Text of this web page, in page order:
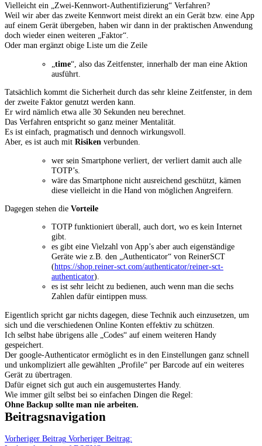
Vielleicht ein „Zwei-Kennwort-Authentifizierung“ Verfahren?
Weil wir aber das zweite Kennwort meist direkt an ein Gerät bzw. eine App
auf einem Gerät übergeben, haben wir dann in der praktischen Anwendung
doch wieder einen weiteren „Faktor“.
Oder man ergänzt obige Liste um die Zeile
time“, also das Zeitfenster, innerhalb der man eine Aktion
ausführt.
Tatsächlich kommt die Sicherheit durch das sehr kleine Zeitfenster, in dem
der zweite Faktor genutzt werden kann.
Er wird nämlich etwa alle 30 Sekunden neu berechnet.
Das Verfahren entspricht so ganz meiner Mentalität.
Es ist einfach, pragmatisch und dennoch wirkungsvoll.
Aber, es ist auch mit Risiken verbunden.
wer sein Smartphone verliert, der verliert damit auch alle
TOTP’s.
wäre das Smartphone nicht ausreichend geschützt, kämen
diese vielleicht in die Hand von möglichen Angreifern.
Dagegen stehen die Vorteile
TOTP funktioniert überall, auch dort, wo es kein Internet
gibt.
es gibt eine Vielzahl von App’s aber auch eigenständige
Geräte wie z.B. den „Authenticator“ von ReinerSCT
(https://shop.reiner-sct.com/authenticator/reiner-sct-
authenticator).
es ist sehr leicht zu bedienen, auch wenn man die sechs
Zahlen dafür eintippen muss.
Eigentlich spricht gar nichts dagegen, diese Technik auch einzusetzen, um
sich und die verschiedenen Online Konten effektiv zu schützen.
Ich selbst habe übrigens alle „Codes“ auf einem weiteren Handy
gespeichert.
Der google-Authenticator ermöglicht es in den Einstellungen ganz schnell
und unkompliziert alle gewählten „Profile“ per Barcode auf ein weiteres
Gerät zu übertragen.
Dafür eignet sich gut auch ein ausgemustertes Handy.
Wie immer gilt selbst bei so einfachen Dingen die Regel:
Ohne Backup sollte man nie arbeiten.
Beitragsnavigation
Vorheriger Beitrag Vorheriger Beitrag: